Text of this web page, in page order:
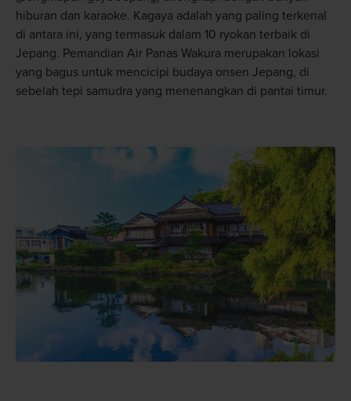
hiburan dan karaoke. Kagaya adalah yang paling terkenal
di antara ini, yang termasuk dalam 10 ryokan terbaik di
Jepang. Pemandian Air Panas Wakura merupakan lokasi
yang bagus untuk mencicipi budaya onsen Jepang, di
sebelah tepi samudra yang menenangkan di pantai timur.